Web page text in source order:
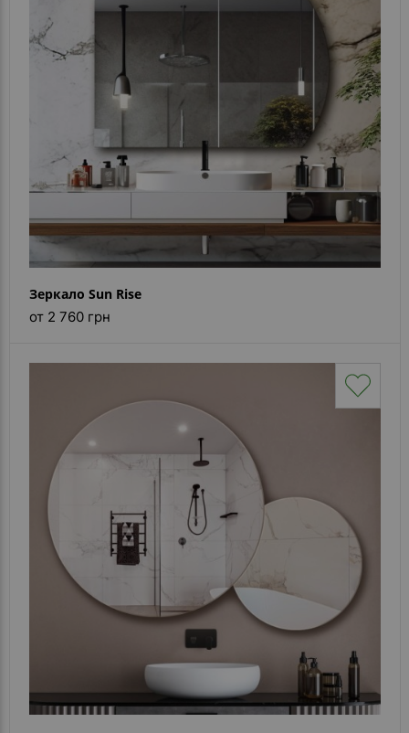
Зеркало Sun Rise
от 2 760 грн